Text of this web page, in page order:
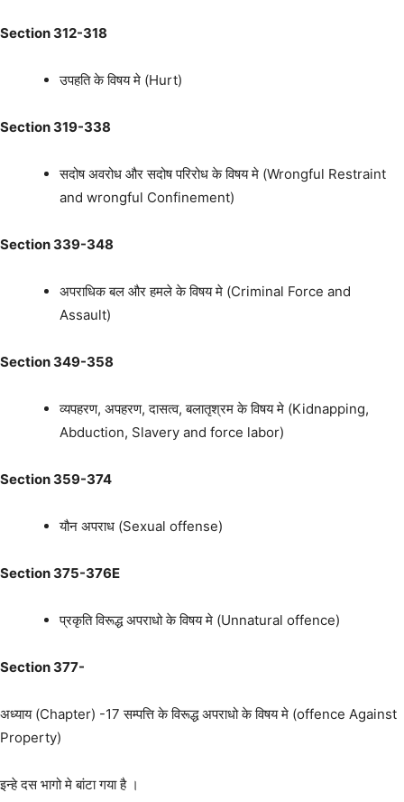
Section 312-318
उपहति के विषय मे (Hurt)
Section 319-338
सदोष अवरोध और सदोष परिरोध के विषय मे (Wrongful Restraint
and wrongful Confinement)
Section 339-348
अपराधिक बल और हमले के विषय मे (Criminal Force and
Assault)
Section 349-358
व्यपहरण, अपहरण, दासत्व, बलातृश्रम के विषय मे (Kidnapping,
Abduction, Slavery and force labor)
Section 359-374
यौन अपराध (Sexual offense)
Section 375-376E
प्रकृति विरूद्ध अपराधो के विषय मे (Unnatural offence)
Section 377-
अध्याय (Chapter) -17 सम्पत्ति के विरूद्ध अपराधो के विषय मे (offence Against
Property)
इन्हे दस भागो मे बांटा गया है ।